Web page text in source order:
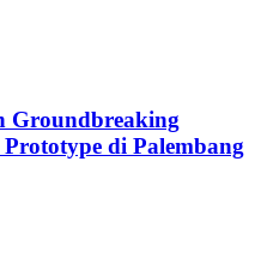
Groundbreaking
di Palembang